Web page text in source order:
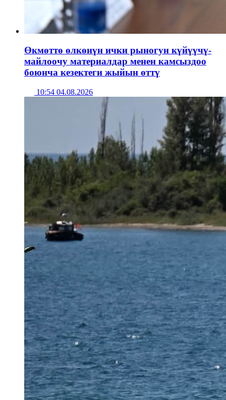
Өкмөттө өлкөнүн ички рыногун күйүүчү-
майлоочу материалдар менен камсыздоо
боюнча кезектеги жыйын өттү
10:54 04.08.2026